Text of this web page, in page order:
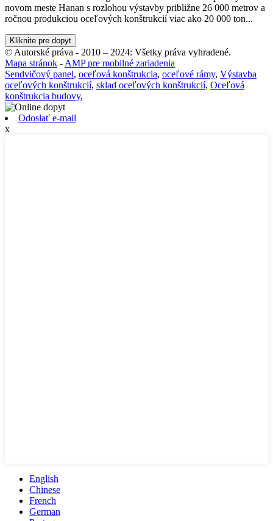
novom meste Hanan s rozlohou výstavby približne 26 000 metrov a
ročnou produkciou oceľových konštrukcií viac ako 20 000 ton...
Kliknite pre dopyt
© Autorské práva - 2010 – 2024: Všetky práva vyhradené.
Mapa stránok -AMP pre mobilné zariadenia
Sendvičový panel, oceľová konštrukcia, oceľové rámy, Výstavba
oceľových konštrukcií, sklad oceľových konštrukcií, Oceľová
konštrukcia budovy,
Odoslať e-mail
x
English
Chinese
French
German